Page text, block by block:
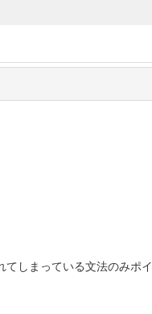
しまっている文法のみポイ